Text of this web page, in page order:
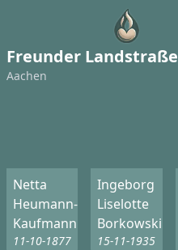
Freunder
Aachen
Netta
Heumann-
Kaufmann
11-10-1877
Ingeborg
Liselotte
Borkowski
15-11-1935